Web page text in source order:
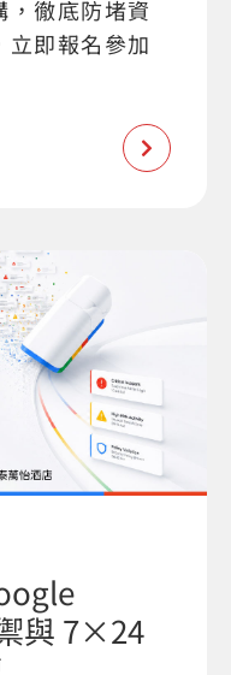
徹底防堵資
即報名參加
與 7×24